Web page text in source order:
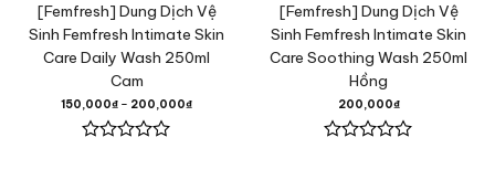
[Femfresh] Dung Dịch Vệ
Sinh Femfresh Intimate Skin
Care Daily Wash 250ml
Cam
150,000₫ – 200,000₫
[Femfresh] Dung Dịch Vệ
Sinh Femfresh Intimate Skin
Care Soothing Wash 250ml
Hồng
200,000₫